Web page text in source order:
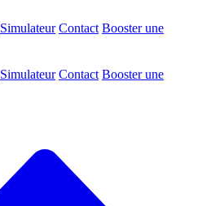
Simulateur Contact Booster une
Simulateur Contact Booster une